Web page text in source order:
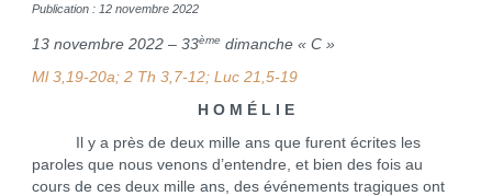
Publication : 12 novembre 2022
13 novembre 2022 – 33ème dimanche « C »
Ml 3,19-20a; 2 Th 3,7-12; Luc 21,5-19
H O M É L I E
Il y a près de deux mille ans que furent écrites les
paroles que nous venons d’entendre, et bien des fois au
cours de ces deux mille ans, des événements tragiques ont